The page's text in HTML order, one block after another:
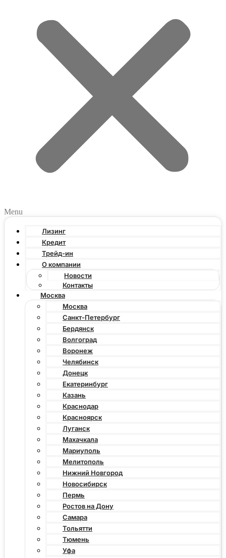
Menu
Лизинг
Кредит
Трейд-ин
О компании
Новости
Контакты
Москва
Москва
Санкт-Петербург
Бердянск
Волгоград
Воронеж
Челябинск
Донецк
Екатеринбург
Казань
Краснодар
Красноярск
Луганск
Махачкала
Мариуполь
Мелитополь
Нижний Новгород
Новосибирск
Пермь
Ростов на Дону
Самара
Тольятти
Тюмень
Уфа